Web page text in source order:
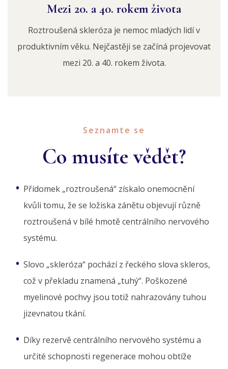
Mezi 20. a 40. rokem života
Roztroušená skleróza je nemoc mladých lidí v
produktivním věku. Nejčastěji se začíná projevovat
mezi 20. a 40. rokem života.
Seznamte se
Co musíte vědět?
Přídomek „roztroušená“ získalo onemocnění
kvůli tomu, že se ložiska zánětu objevují různě
roztroušená v bílé hmotě centrálního nervového
systému.
Slovo „skleróza“ pochází z řeckého slova skleros,
což v překladu znamená „tuhý“. Poškozené
myelinové pochvy jsou totiž nahrazovány tuhou
jizevnatou tkání.
Díky rezervě centrálního nervového systému a
určité schopnosti regenerace mohou obtíže